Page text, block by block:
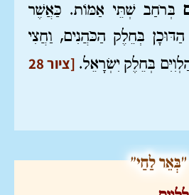
בְּרֹחַב שְׁתֵּי אַמּוֹת. כַּאֲשֶׁר
בְּחֵלֶק הַכֹּהֲנִים, וַחֲצִי
בְּחֵלֶק יִשְׂרָאֵל.
[ציור 28